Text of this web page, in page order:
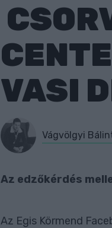
VASI
Vágvölgyi
Az edzőkérdés
Az Egis Körmend